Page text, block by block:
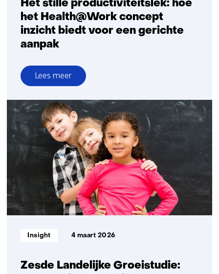
Het stille productiviteitslek: hoe
het Health@Work concept
inzicht biedt voor een gerichte
aanpak
Lees meer
over
Het
stille
productiviteitslek:
hoe
het
Health@Work
concept
inzicht
biedt
voor
een
aanpak
Zesde Landelijke Groeistudie:
Informatietype:
Insight 4 maart 2026